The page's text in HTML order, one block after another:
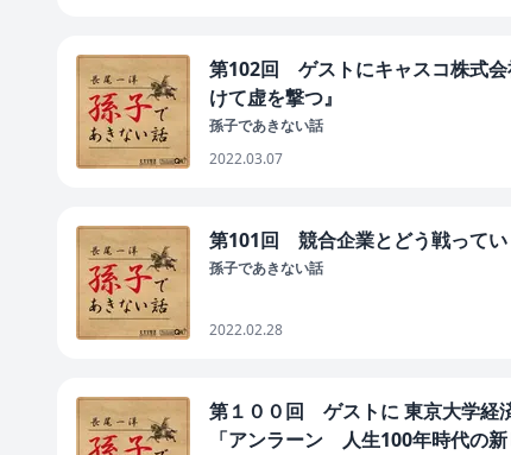
第102回 ゲストにキャスコ株式会
けて虚を撃つ』
孫子であきない話
2022.03.07
第101回 競合企業とどう戦ってい
孫子であきない話
2022.02.28
第１００回 ゲストに 東京大学経
「アンラーン 人生100年時代の新